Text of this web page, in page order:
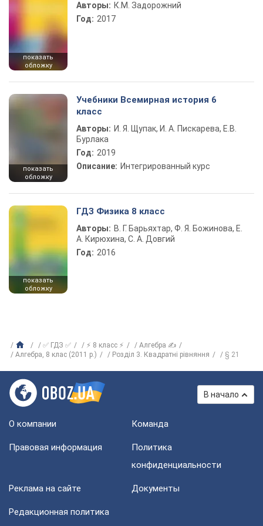
показать
обложку
Авторы: К.М. Задорожний
Год: 2017
показать
обложку
Учебники Всемирная история 6
класс
Авторы: И. Я. Щупак, И. А. Пискарева, Е.В.
Бурлака
Год: 2019
Описание: Интегрированный курс
показать
обложку
ГДЗ Физика 8 класс
Авторы: В. Г. Барьяхтар, Ф. Я. Божинова, Е.
А. Кирюхина, С. А. Довгий
Год: 2016
✅ ГДЗ ✅ ⚡ 8 класс ⚡
Алгебра ✍
Алгебра, 8 клас (2011 р.)
Розділ 3. Квадратні рівняння § 21
В начало
О компании Команда
Правовая информация
Политика
конфиденциальности
Реклама на сайте Документы
Редакционная политика